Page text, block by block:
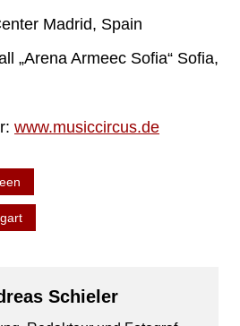
Madrid, Spain
„Arena Armeec Sofia“ Sofia,
www.musiccircus.de
Schieler